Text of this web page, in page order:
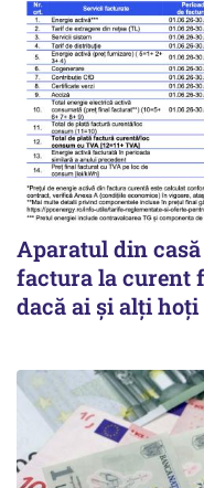
Aparatul din
factura la curent
dacă ai și alți hoți